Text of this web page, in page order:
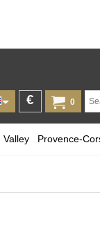
0
€
Valley Provence-